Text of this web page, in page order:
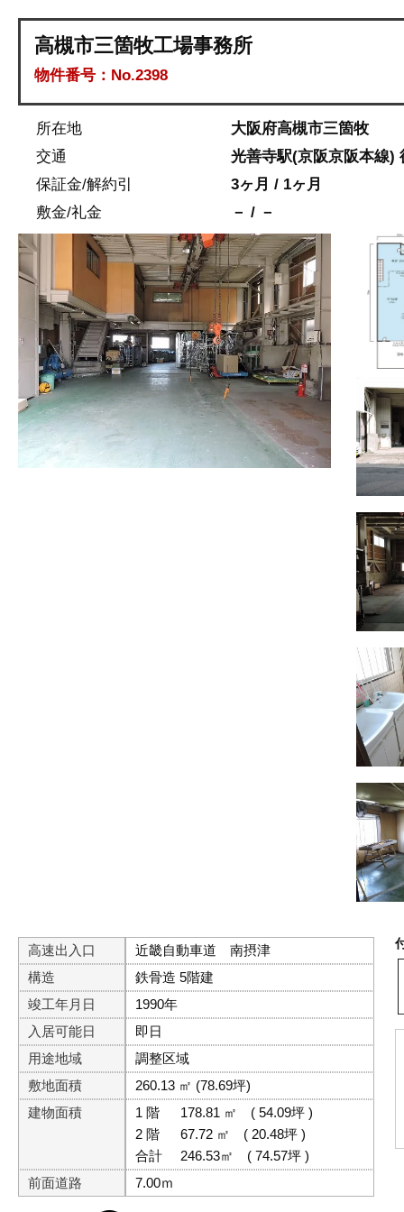
高槻市三箇牧工場事務所
物件番号：No.2398
所在地
大阪府高槻市三箇牧
交通
光善寺駅(京阪京阪本線)
保証金/解約引
3ヶ月 / 1ヶ月
敷金/礼金
－ / －
高速出入口
近畿自動車道 南摂津
構造
鉄骨造 5階建
竣工年月日
1990年
入居可能日
即日
用途地域
調整区域
敷地面積
260.13 ㎡ (78.69坪)
建物面積
1 階 178.81 ㎡
( 54.09坪 )
2 階
67.72 ㎡
( 20.48坪 )
合計
246.53㎡
( 74.57坪 )
前面道路
7.00ｍ